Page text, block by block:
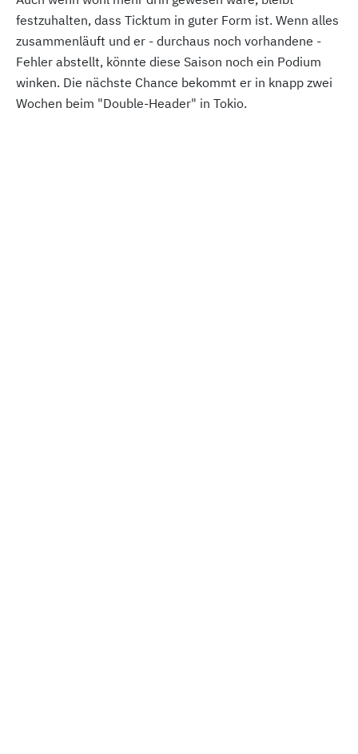
festzuhalten, dass Ticktum in guter Form ist. Wenn alles
zusammenläuft und er - durchaus noch vorhandene -
Fehler abstellt, könnte diese Saison noch ein Podium
winken. Die nächste Chance bekommt er in knapp zwei
Wochen beim "Double-Header" in Tokio.